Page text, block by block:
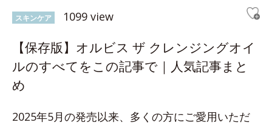
スキンケア 1099 view
【保存版】オルビス ザ クレンジングオイ
ルのすべてをこの記事で｜人気記事まと
め
2025年5月の発売以来、多くの方にご愛用いただ